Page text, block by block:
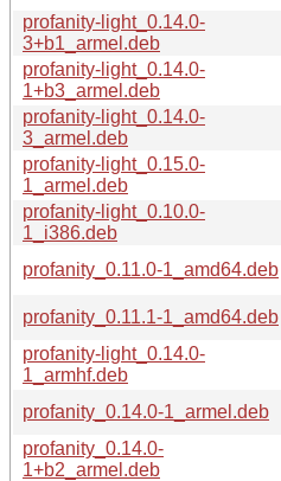
profanity-light_0.14.0-
3+b1_armel.deb
profanity-light_0.14.0-
1+b3_armel.deb
profanity-light_0.14.0-
3_armel.deb
profanity-light_0.15.0-
1_armel.deb
profanity-light_0.10.0-
1_i386.deb
profanity_0.11.0-1_amd64.deb
profanity_0.11.1-1_amd64.deb
profanity-light_0.14.0-
1_armhf.deb
profanity_0.14.0-1_armel.deb
profanity_0.14.0-
1+b2_armel.deb